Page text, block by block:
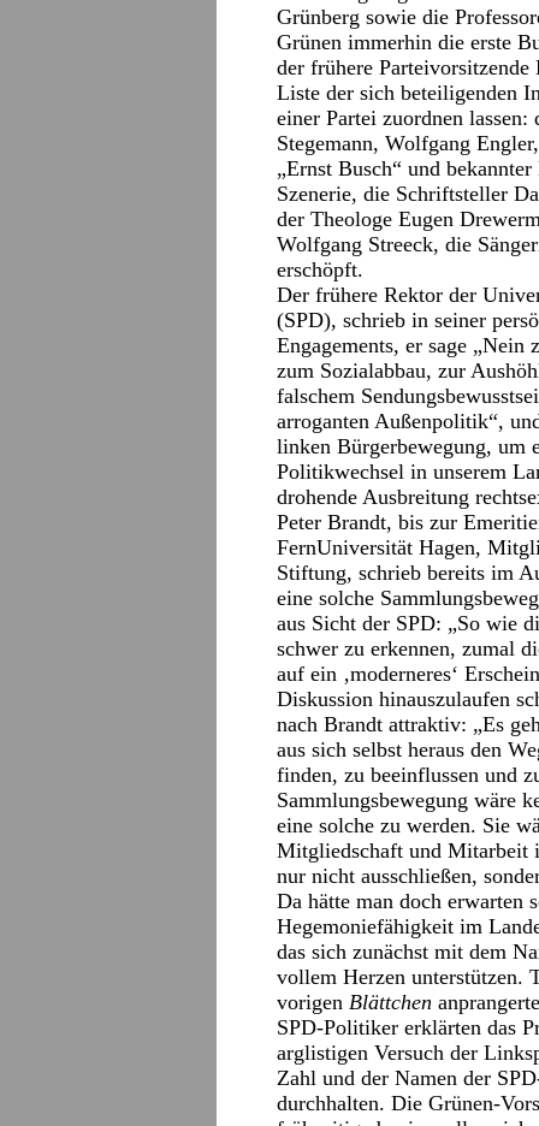
Grünberg sowie die
Grünen immerhin die erste
der frühere
Liste der sich beteiligenden
einer Partei zuordnen
Stegemann, Wolfgang
„Ernst Busch“ und
Szenerie, die Schriftsteller
der Theologe Eugen
Wolfgang Streeck, die
erschöpft.
Der frühere Rektor der
(SPD), schrieb in seiner
Engagements, er sage
zum Sozialabbau, zur
falschem
arroganten Außenpolitik“,
linken Bürgerbewegung, um
Politikwechsel in unserem
drohende Ausbreitung
Peter Brandt, bis zur
FernUniversität Hagen,
Stiftung, schrieb bereits im
eine solche
aus Sicht der SPD: „So wie
schwer zu erkennen, zumal
auf ein ‚moderneres‘
Diskussion hinauszulaufen
nach Brandt attraktiv: „Es
aus sich selbst heraus den
finden, zu beeinflussen und
Sammlungsbewegung wäre
eine solche zu werden. Sie
Mitgliedschaft und Mitarbeit
nur nicht ausschließen,
Da hätte man doch erwarten
Hegemoniefähigkeit im
das sich zunächst mit dem
vollem Herzen unterstützen.
vorigen Blättchen
SPD-Politiker erklärten das
arglistigen Versuch der
Zahl und der Namen der
durchhalten. Die Grünen-